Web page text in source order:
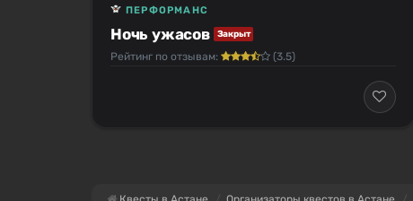
Ночь ужасов Закрыт
ПЕРФОРМАНС
Рейтинг по отзывам: (3.5)